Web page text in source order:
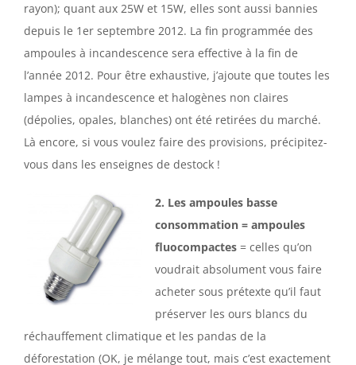
rayon); quant aux 25W et 15W, elles sont aussi bannies
depuis le 1er septembre 2012. La fin programmée des
ampoules à incandescence sera effective à la fin de
l’année 2012. Pour être exhaustive, j’ajoute que toutes les
lampes à incandescence et halogènes non claires
(dépolies, opales, blanches) ont été retirées du marché.
Là encore, si vous voulez faire des provisions, précipitez-
vous dans les enseignes de destock !
2. Les ampoules basse
consommation = ampoules
fluocompactes = celles qu’on
voudrait absolument vous faire
acheter sous prétexte qu’il faut
préserver les ours blancs du
réchauffement climatique et les pandas de la
déforestation (OK, je mélange tout, mais c’est exactement